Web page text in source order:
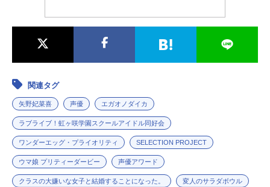
関連タグ
矢野妃菜喜 声優 エガオノダイカ
ラブライブ！虹ヶ咲学園スクールアイドル同好会
ワンダーエッグ・プライオリティ SELECTION PROJECT
ウマ娘 プリティーダービー 声優アワード
クラスの大嫌いな女子と結婚することになった。 変人のサラダボウル